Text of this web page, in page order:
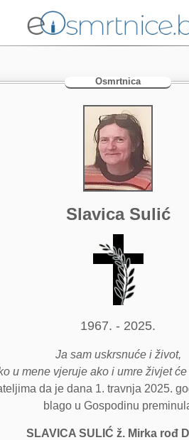
Osmrtnica
Slavica Sulić
1967. - 2025.
Ja sam uskrsnuće i život,
u mene vjeruje ako i umre živjet će
da je dana 1. travnja 2025.
blago u Gospodinu
SLAVICA SULIĆ ž. Mirka rođ